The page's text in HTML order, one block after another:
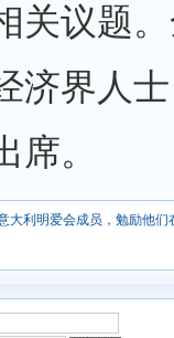
关议题
济界人
席。
大利明爱会成员，勉励他